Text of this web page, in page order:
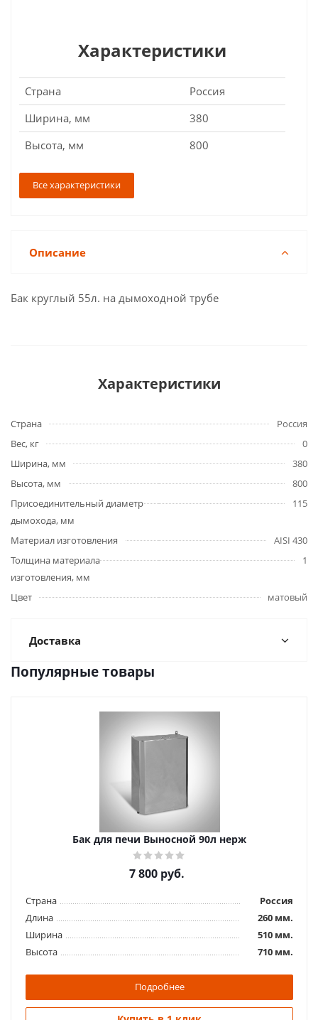
Характеристики
Страна
Россия
Ширина, мм
380
Высота, мм
800
Все характеристики
Описание
Бак круглый 55л. на дымоходной трубе
Характеристики
Страна
Россия
Вес, кг
0
Ширина, мм
380
Высота, мм
800
Присоединительный диаметр
дымохода, мм
115
Материал изготовления
AISI 430
Толщина материала
изготовления, мм
1
Цвет матовый
Доставка
Популярные товары
Бак для печи Выносной 90л нерж
7 800 руб.
Страна
Россия
Длина
260 мм.
Ширина
510 мм.
Высота
710 мм.
Подробнее